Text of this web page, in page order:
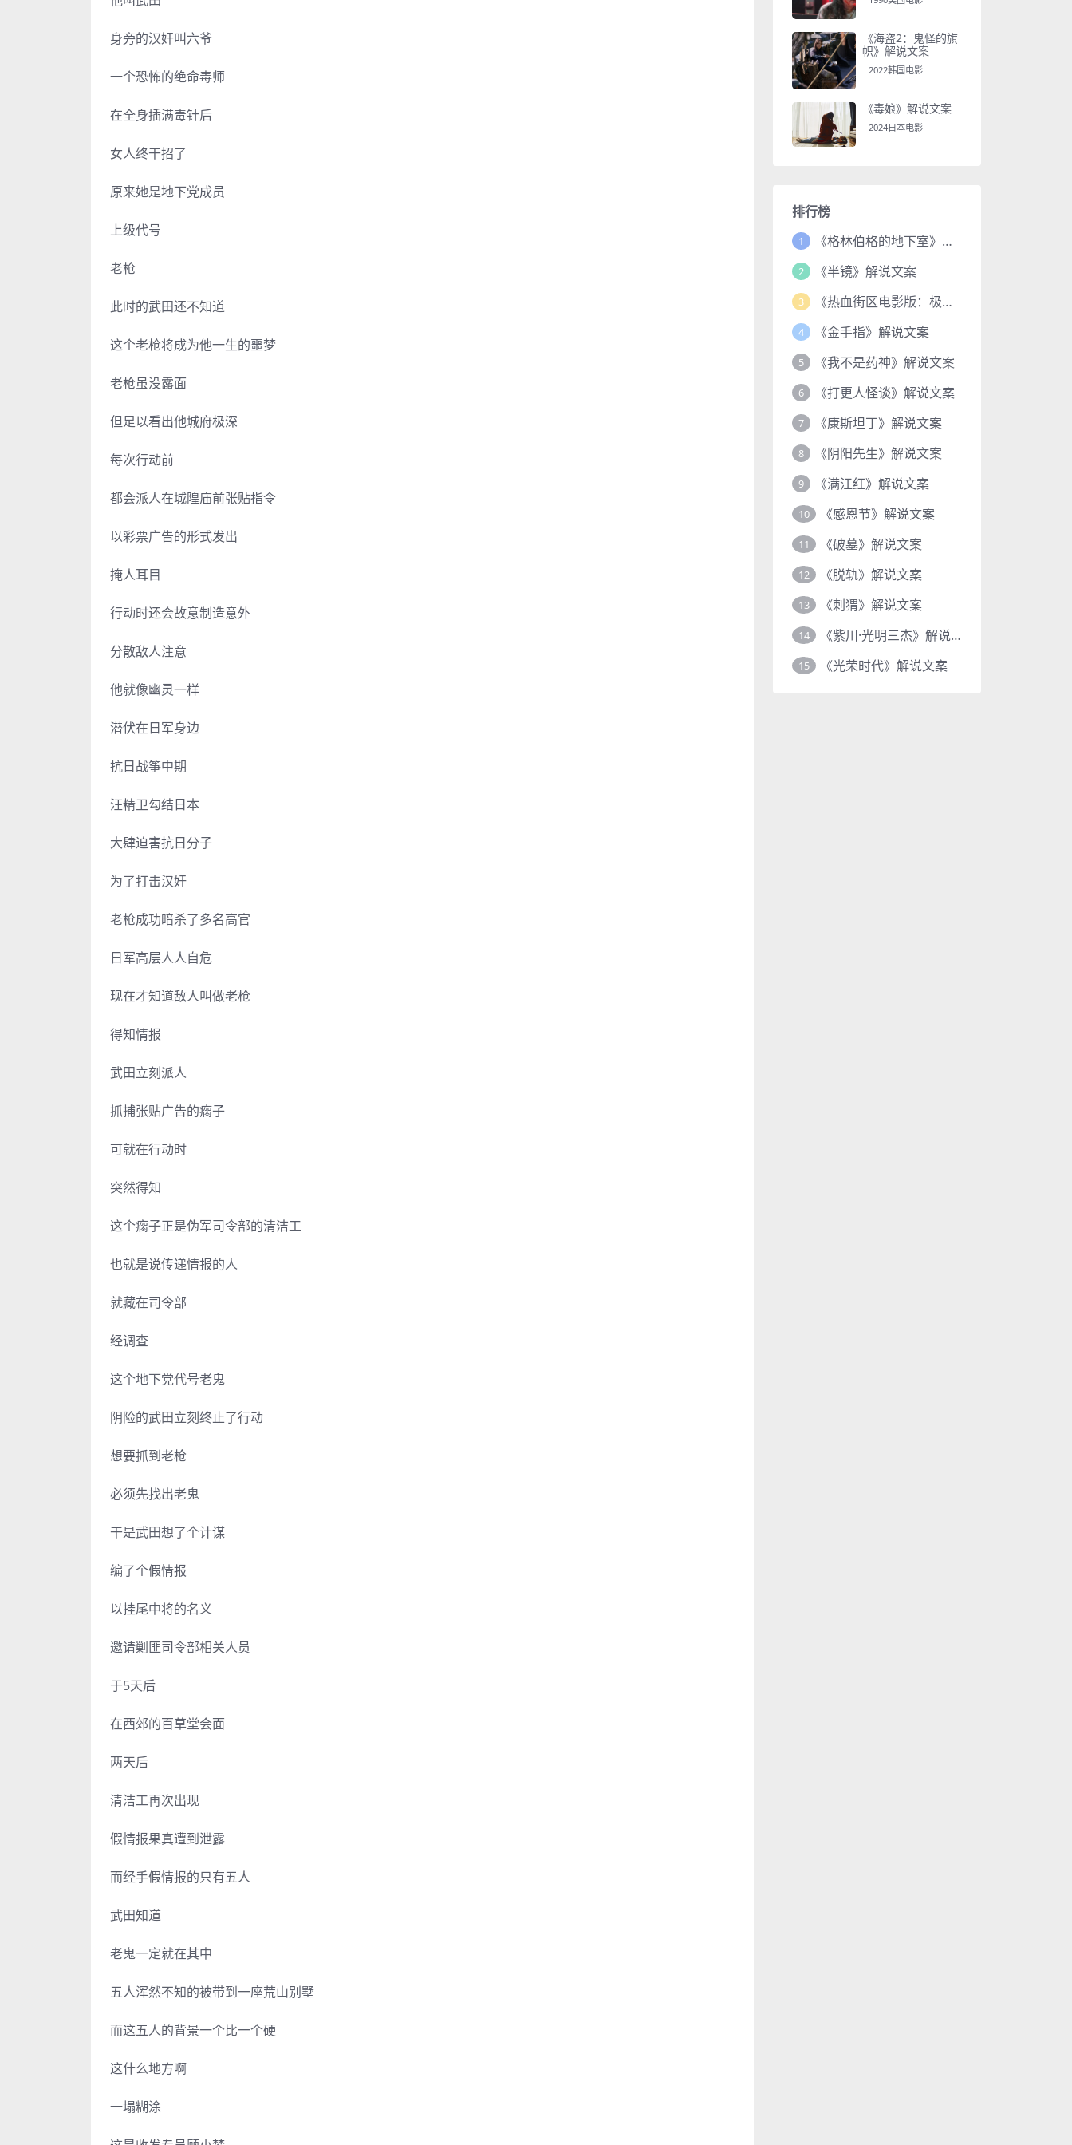
身旁的汉奸叫六爷
一个恐怖的绝命毒师
在全身插满毒针后
女人终干招了
原来她是地下党成员
上级代号
老枪
此时的武田还不知道
这个老枪将成为他一生的噩梦
老枪虽没露面
但足以看出他城府极深
每次行动前
都会派人在城隍庙前张贴指令
以彩票广告的形式发出
掩人耳目
行动时还会故意制造意外
分散敌人注意
他就像幽灵一样
潜伏在日军身边
抗日战筝中期
汪精卫勾结日本
大肆迫害抗日分子
为了打击汉奸
老枪成功暗杀了多名高官
日军高层人人自危
现在才知道敌人叫做老枪
得知情报
武田立刻派人
抓捕张贴广告的瘸子
可就在行动时
突然得知
这个瘸子正是伪军司令部的清洁工
也就是说传递情报的人
就藏在司令部
经调查
这个地下党代号老鬼
阴险的武田立刻终止了行动
想要抓到老枪
必须先找出老鬼
干是武田想了个计谋
编了个假情报
以挂尾中将的名义
邀请剿匪司令部相关人员
于5天后
在西郊的百草堂会面
两天后
清洁工再次出现
假情报果真遭到泄露
而经手假情报的只有五人
武田知道
老鬼一定就在其中
五人浑然不知的被带到一座荒山别墅
而这五人的背景一个比一个硬
这什么地方啊
一塌糊涂
《海盗2：鬼怪的旗
帜》解说文案
2022韩国电影
《毒娘》解说文案
2024日本电影
排行榜
1 《格林伯格的地下室》解说文案
2 《半镜》解说文案
3 《热血街区电影版：极恶王续篇》解说文案
4 《金手指》解说文案
5 《我不是药神》解说文案
6 《打更人怪谈》解说文案
7 《康斯坦丁》解说文案
8 《阴阳先生》解说文案
9 《满江红》解说文案
10 《感恩节》解说文案
11 《破墓》解说文案
12 《脱轨》解说文案
13 《刺猬》解说文案
14 《紫川·光明三杰》解说文案
15 《光荣时代》解说文案